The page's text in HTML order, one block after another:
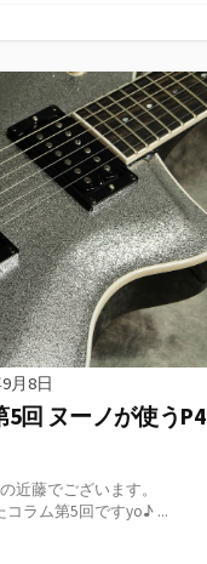
月8日
5回 ヌーノが使うP4
近藤でございます。
コラム第5回ですyo♪ ...